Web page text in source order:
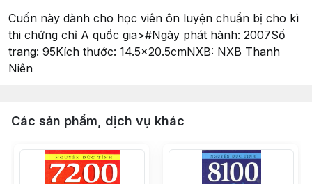
Cuốn này dành cho học viên ôn luyện chuẩn bị cho kì
thi chứng chỉ A quốc gia>#Ngày phát hành: 2007Số
trang: 95Kích thước: 14.5x20.5cmNXB: NXB Thanh
Niên
Các sản phẩm, dịch vụ khác